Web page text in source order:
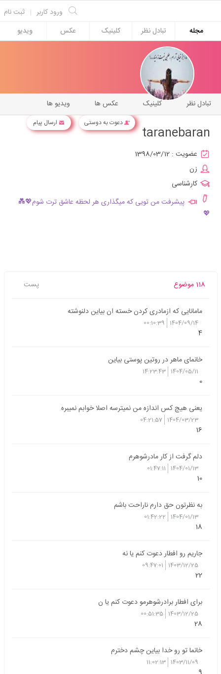
ثبت نام | ورود کاربر
مجله
تبادل نظر کلینیک عکس ویدیو
دعوت به دوستی ارسال پیام
ویدیو ها عکس ها کلینیک تبادل نظر
taranebaran
عضویت : 1398/03/12
زن
کارشناسی
پیشرفت من تویی که میگذاری هر لحظه عاشق ترت شوم💖💑
💖
118 موضوع پست
مامانایی که ازمادری کردن خسته ان بیاین دلنوشته
1404/09/14
00:10:39
4
خانمای ماهر در روتین پوستی بیاین
1404/05/11
14:23:43
0
یعنی هیچ کس اندازه من نمیترسه اصلا خوابم نمیبره
1404/03/23
04:21:57
16
دلم گرفت از کار مادرشوهرم
1404/01/13
01:47:11
10
به نظرتون حق دارم ناراحت باشم
1404/01/13
01:42:22
18
جاریم رو افطار دعوت کنم یا نه
1403/12/25
09:47:01
22
برای افطار برادرشوهرمو دعوت کنم یا ن
1403/12/25
00:51:35
28
خانما تو رو خدا بیاین چشم دخترم
1403/11/09
11:02:13